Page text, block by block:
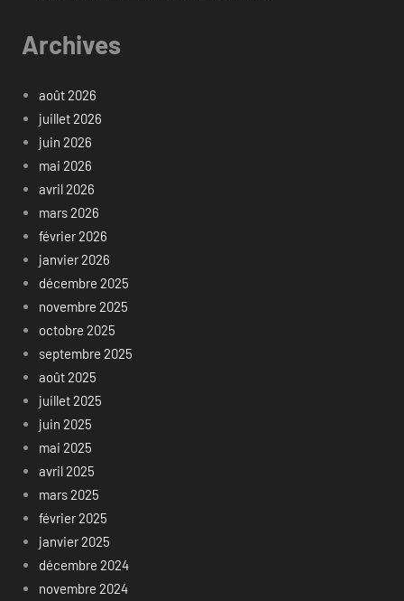
Archives
août 2026
juillet 2026
juin 2026
mai 2026
avril 2026
mars 2026
février 2026
janvier 2026
décembre 2025
novembre 2025
octobre 2025
septembre 2025
août 2025
juillet 2025
juin 2025
mai 2025
avril 2025
mars 2025
février 2025
janvier 2025
décembre 2024
novembre 2024